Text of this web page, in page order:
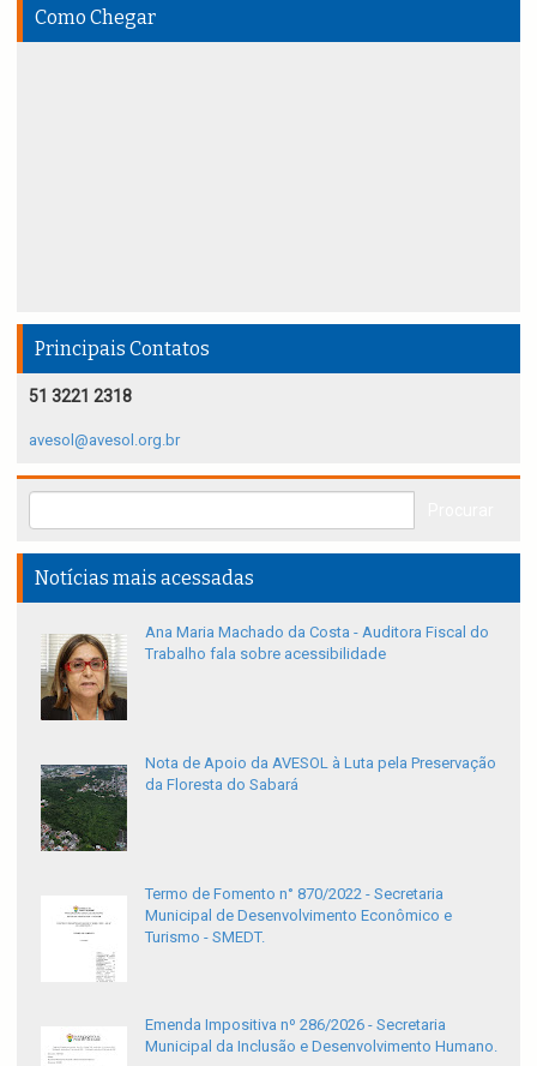
Como Chegar
Principais Contatos
51 3221 2318
avesol@avesol.org.br
Notícias mais acessadas
Ana Maria Machado da Costa - Auditora Fiscal do
Trabalho fala sobre acessibilidade
Nota de Apoio da AVESOL à Luta pela Preservação
da Floresta do Sabará
Termo de Fomento n° 870/2022 - Secretaria
Municipal de Desenvolvimento Econômico e
Turismo - SMEDT.
Emenda Impositiva nº 286/2026 - Secretaria
Municipal da Inclusão e Desenvolvimento Humano.